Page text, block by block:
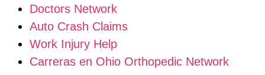
Doctors Network
Auto Crash Claims
Work Injury Help
Carreras en Ohio Orthopedic Network